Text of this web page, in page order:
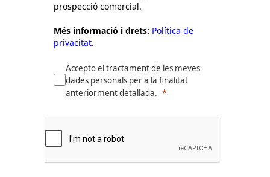
prospecció comercial.
Més informació i drets: Política de
privacitat.
Accepto el tractament de les meves
dades personals per a la finalitat
anteriorment detallada.